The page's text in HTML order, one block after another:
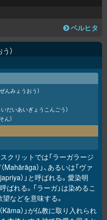
ベルヒタ
んみょうおう）
いだいあいぎょうこんごう）
ん）
クリットでは「ラーガラージ
Mahārāga）」、あるいは「ヴァ
）」と呼ばれる。愛染明
ばれる。「ラーガ」は染めるこ
などを意味する。
（Kāma）」が仏教に取り入れられ